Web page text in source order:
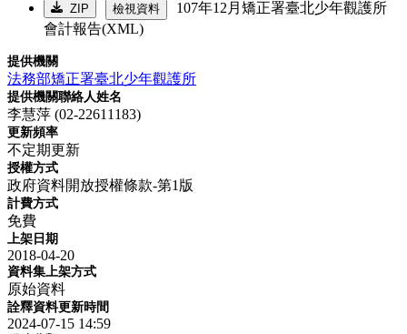
ZIP 檢視資料
107年12月矯正署臺北少年觀護所
會計報告(XML)
提供機關
法務部矯正署臺北少年觀護所
提供機關聯絡人姓名
李慧萍 (02-22611183)
更新頻率
不定期更新
授權方式
政府資料開放授權條款-第1版
計費方式
免費
上架日期
2018-04-20
資料集上架方式
原始資料
詮釋資料更新時間
2024-07-15 14:59